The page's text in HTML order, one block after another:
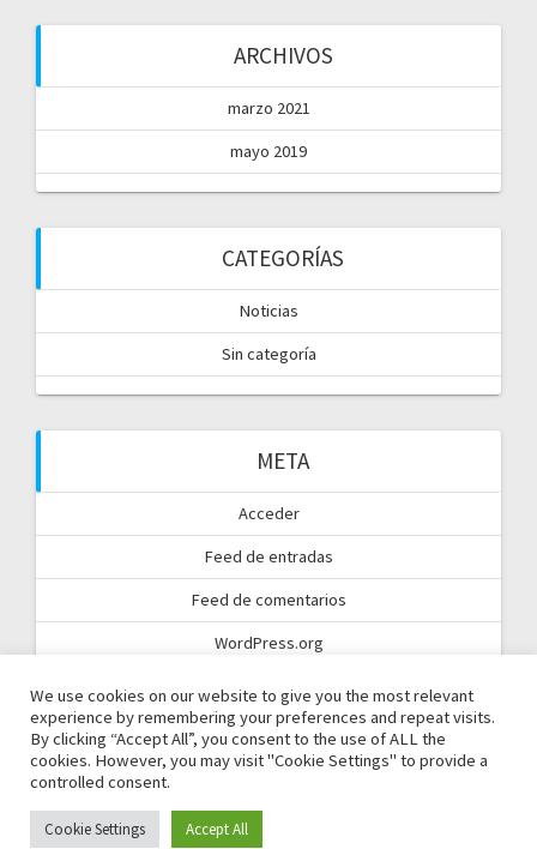
ARCHIVOS
marzo 2021
mayo 2019
CATEGORÍAS
Noticias
Sin categoría
META
Acceder
Feed de entradas
Feed de comentarios
WordPress.org
© 2026 TuLlaveOnlie | Smart Lock.
We use cookies on our website to give you the most relevant
experience by remembering your preferences and repeat visits.
By clicking “Accept All”, you consent to the use of ALL the
cookies. However, you may visit "Cookie Settings" to provide a
controlled consent.
Cookie Settings Accept All